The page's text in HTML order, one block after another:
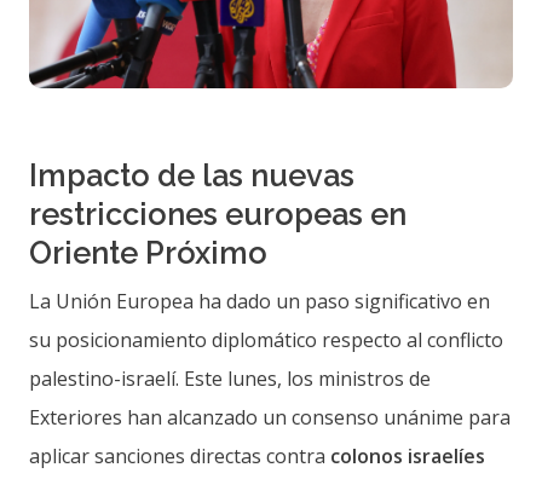
Impacto de las nuevas
restricciones europeas en
Oriente Próximo
La Unión Europea ha dado un paso significativo en
su posicionamiento diplomático respecto al conflicto
palestino-israelí. Este lunes, los ministros de
Exteriores han alcanzado un consenso unánime para
aplicar sanciones directas contra colonos israelíes